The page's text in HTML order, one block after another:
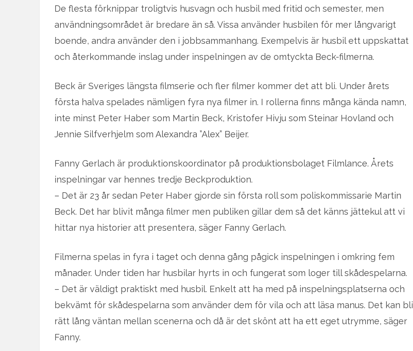
De flesta förknippar troligtvis husvagn och husbil med fritid och semester, men
användningsområdet är bredare än så. Vissa använder husbilen för mer långvarigt
boende, andra använder den i jobbsammanhang. Exempelvis är husbil ett uppskattat
och återkommande inslag under inspelningen av de omtyckta Beck-filmerna.
Beck är Sveriges längsta filmserie och fler filmer kommer det att bli. Under årets
första halva spelades nämligen fyra nya filmer in. I rollerna finns många kända namn,
inte minst Peter Haber som Martin Beck, Kristofer Hivju som Steinar Hovland och
Jennie Silfverhjelm som Alexandra ”Alex” Beijer.
Fanny Gerlach är produktionskoordinator på produktionsbolaget Filmlance. Årets
inspelningar var hennes tredje Beckproduktion.
– Det är 23 år sedan Peter Haber gjorde sin första roll som poliskommissarie Martin
Beck. Det har blivit många filmer men publiken gillar dem så det känns jättekul att vi
hittar nya historier att presentera, säger Fanny Gerlach.
Filmerna spelas in fyra i taget och denna gång pågick inspelningen i omkring fem
månader. Under tiden har husbilar hyrts in och fungerat som loger till skådespelarna.
– Det är väldigt praktiskt med husbil. Enkelt att ha med på inspelningsplatserna och
bekvämt för skådespelarna som använder dem för vila och att läsa manus. Det kan bli
rätt lång väntan mellan scenerna och då är det skönt att ha ett eget utrymme, säger
Fanny.